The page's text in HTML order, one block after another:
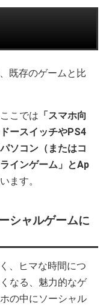
既存のゲームと比
こでは 「スマホ向
ースイッチやPS4
ソコン（またはコ
インゲーム」とAp
ます。
シャルゲームに
、ヒマな時間につ
なる、魅力的なゲ
の中にソーシャル